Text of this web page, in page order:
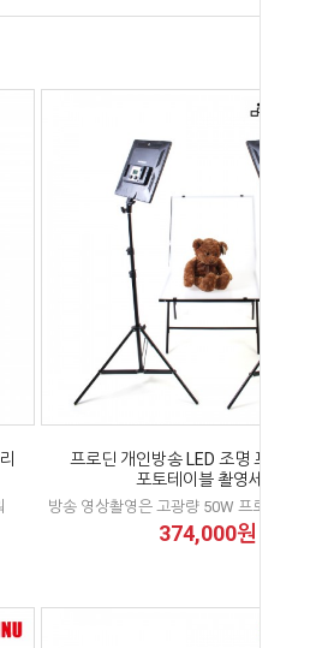
프로딘 개인방송 LED 조명 프로패드100
포토테이블 촬영세트
방송 영상촬영은 고광량 50W 프로패드100과
374,000원